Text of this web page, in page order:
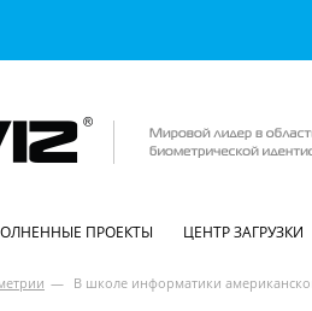
ПРОЕКТЫ ЦЕНТР ЗАГРУЗКИ
— В школе информатики